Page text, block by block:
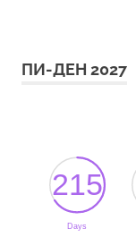
ПИ-ДЕН 2027